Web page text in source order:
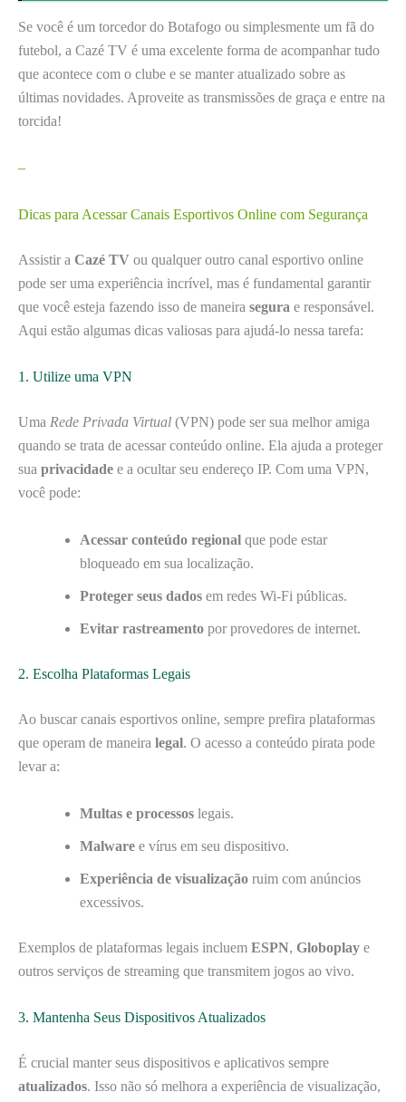
Se você é um torcedor do Botafogo ou simplesmente um fã do
futebol, a Cazé TV é uma excelente forma de acompanhar tudo
que acontece com o clube e se manter atualizado sobre as
últimas novidades. Aproveite as transmissões de graça e entre na
torcida!
–
Dicas para Acessar Canais Esportivos Online com Segurança
Assistir a Cazé TV ou qualquer outro canal esportivo online
pode ser uma experiência incrível, mas é fundamental garantir
que você esteja fazendo isso de maneira segura e responsável.
Aqui estão algumas dicas valiosas para ajudá-lo nessa tarefa:
1. Utilize uma VPN
Uma Rede Privada Virtual (VPN) pode ser sua melhor amiga
quando se trata de acessar conteúdo online. Ela ajuda a proteger
sua privacidade e a ocultar seu endereço IP. Com uma VPN,
você pode:
Acessar conteúdo regional que pode estar
bloqueado em sua localização.
Proteger seus dados em redes Wi-Fi públicas.
Evitar rastreamento por provedores de internet.
2. Escolha Plataformas Legais
Ao buscar canais esportivos online, sempre prefira plataformas
que operam de maneira legal. O acesso a conteúdo pirata pode
levar a:
Multas e processos legais.
Malware e vírus em seu dispositivo.
Experiência de visualização ruim com anúncios
excessivos.
Exemplos de plataformas legais incluem ESPN, Globoplay e
outros serviços de streaming que transmitem jogos ao vivo.
3. Mantenha Seus Dispositivos Atualizados
É crucial manter seus dispositivos e aplicativos sempre
atualizados. Isso não só melhora a experiência de visualização,